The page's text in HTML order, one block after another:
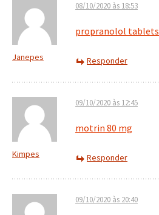
Janepes
08/10/2020 às 18:53
propranolol tablets
Responder
Kimpes
09/10/2020 às 12:45
motrin 80 mg
Responder
09/10/2020 às 20:40